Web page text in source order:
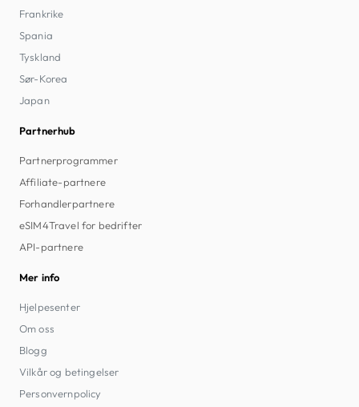
Frankrike
Spania
Tyskland
Sør-Korea
Japan
Partnerhub
Partnerprogrammer
Affiliate-partnere
Forhandlerpartnere
eSIM4Travel for bedrifter
API-partnere
Mer info
Hjelpesenter
Om oss
Blogg
Vilkår og betingelser
Personvernpolicy